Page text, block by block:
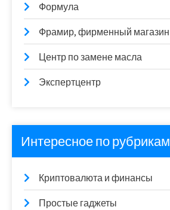
Формула
Фрамир, фирменный магазин
Центр по замене масла
Экспертцентр
Интересное по рубрикам
Криптовалюта и финансы
Простые гаджеты